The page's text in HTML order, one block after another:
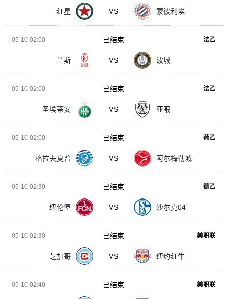
红星 VS 蒙彼利埃
05-10 02:00 法乙
兰斯 VS 波城
已结束
05-10 02:00 法乙
圣埃蒂安 VS 亚眠
已结束
05-10 02:00 荷乙
格拉夫夏普 VS 阿尔梅勒城
已结束
05-10 02:30 德乙
纽伦堡 VS 沙尔克04
已结束
05-10 02:30 美职联
芝加哥 VS 纽约红牛
已结束
05-10 02:40 美职联
已结束